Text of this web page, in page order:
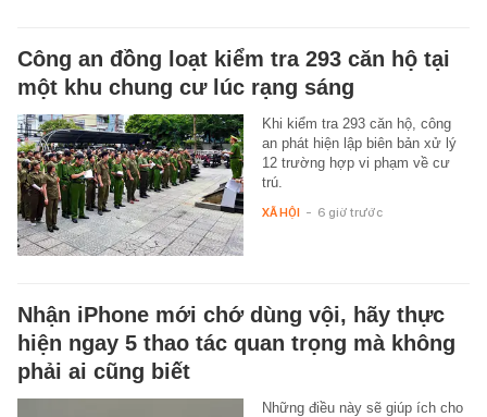
Công an đồng loạt kiểm tra 293 căn hộ tại
một khu chung cư lúc rạng sáng
Khi kiểm tra 293 căn hộ, công
an phát hiện lập biên bản xử lý
12 trường hợp vi phạm về cư
trú.
XÃ HỘI - 6 giờ trước
Nhận iPhone mới chớ dùng vội, hãy thực
hiện ngay 5 thao tác quan trọng mà không
phải ai cũng biết
Những điều này sẽ giúp ích cho